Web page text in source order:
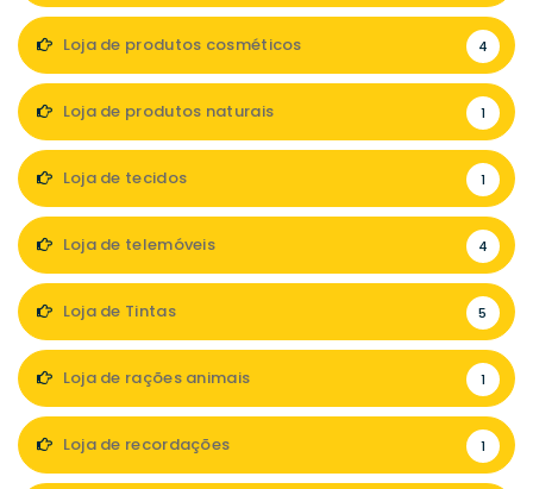
Loja de produtos cosméticos 4
Loja de produtos naturais 1
Loja de tecidos 1
Loja de telemóveis 4
Loja de Tintas 5
Loja de rações animais 1
Loja de recordações 1